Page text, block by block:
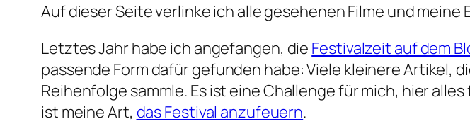
Auf dieser Seite verlinke ich alle gesehenen Filme und meine
Letztes Jahr habe ich angefangen, die Festivalzeit auf dem
passende Form dafür gefunden habe: Viele kleinere Artikel,
Reihenfolge sammle. Es ist eine Challenge für mich, hier
ist meine Art, das Festival anzufeuern.